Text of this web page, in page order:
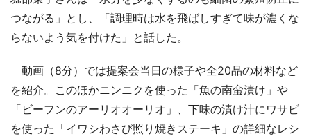
つながる」とし、「調理時は水を飛ばしすぎて味が濃くな
らないよう気を付けた」と話した。
動画（8分）では提案会当日の様子や全20品の材料など
を紹介。このほかニンニクを使った「魚の南蛮漬け」や
「ビーフンのアーリオオーリオ」、下味の漬け汁にワサビ
を使った「イワシわさび照り焼きステーキ」の詳細なレシ